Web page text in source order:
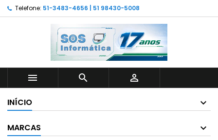
Telefone: 51-3483-4656 | 51 98430-5008
  
INÍCIO
MARCAS